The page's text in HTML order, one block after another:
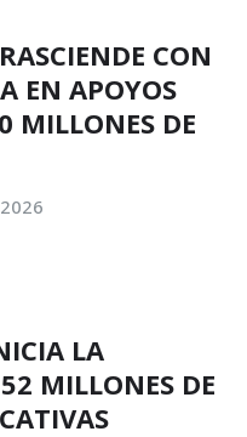
CON
EN APOYOS
MILLONES DE
LA
MILLONES DE